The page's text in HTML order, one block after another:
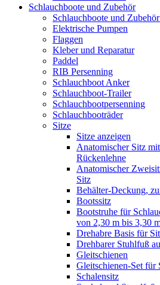
Schlauchboote und Zubehör
Schlauchboote und
Elektrische Pumpen
Flaggen
Kleber und Reparatur
Paddel
RIB Persenning
Schlauchboot Anker
Schlauchboot-Trailer
Schlauchbootpersenning
Schlauchbooträder
Sitze
Sitze anzeigen
Anatomischer Sitz
Rückenlehne
Anatomischer
Sitz
Behälter-Deckung,
Bootssitz
Bootstruhe für
von 2,30 m bis 3,30
Drehabre Basis für
Drehbarer Stuhlfuß
Gleitschienen
Gleitschienen-Set für
Schalensitz